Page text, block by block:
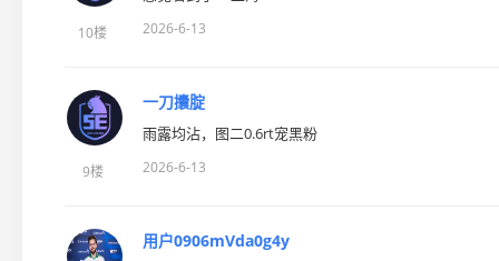
10楼 2026-6-13
9楼
一刀攮腚
雨露均沾，图二0.6rt宠黑粉
2026-6-13
用户0906mVda0g4y